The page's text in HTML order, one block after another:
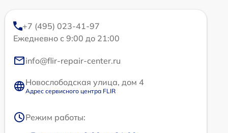
+7 (495) 023-41-97
Ежедневно с 9:00 до 21:00
info@flir-repair-center.ru
Новослободская улица, дом 4
Адрес сервисного центра FLIR
Режим работы: